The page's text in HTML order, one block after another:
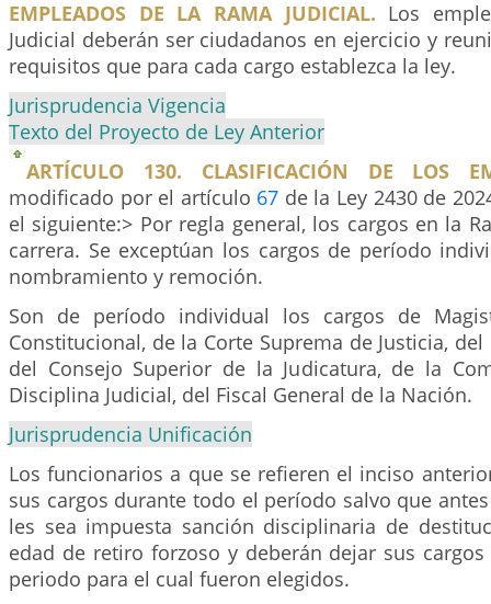
EMPLEADOS DE LA RAMA JUDICIAL. Los
Judicial deberán ser ciudadanos en ejercicio y
requisitos que para cada cargo establezca la ley.
Jurisprudencia Vigencia
Texto del Proyecto de Ley Anterior
ARTÍCULO 130. CLASIFICACIÓN DE LOS
modificado por el artículo 67 de la Ley 2430 de
el siguiente:> Por regla general, los cargos en la
carrera. Se exceptúan los cargos de período
nombramiento y remoción.
Son de período individual los cargos de
Constitucional, de la Corte Suprema de Justicia, del
del Consejo Superior de la Judicatura, de la
Disciplina Judicial, del Fiscal General de la Nación.
Jurisprudencia Unificación
Los funcionarios a que se refieren el inciso
sus cargos durante todo el período salvo que
les sea impuesta sanción disciplinaria de
edad de retiro forzoso y deberán dejar sus
periodo para el cual fueron elegidos.